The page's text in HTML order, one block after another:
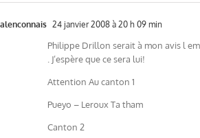
alenconnais 24 janvier 2008 à 20 h 09 min
Philippe Drillon serait à mon avis l
. J’espère que ce sera lui!
Attention Au canton 1
Pueyo – Leroux Ta tham
Canton 2